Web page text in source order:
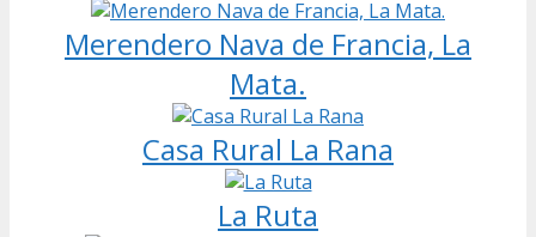
Merendero Nava de Francia, La
Mata.
Casa Rural La Rana
La Ruta